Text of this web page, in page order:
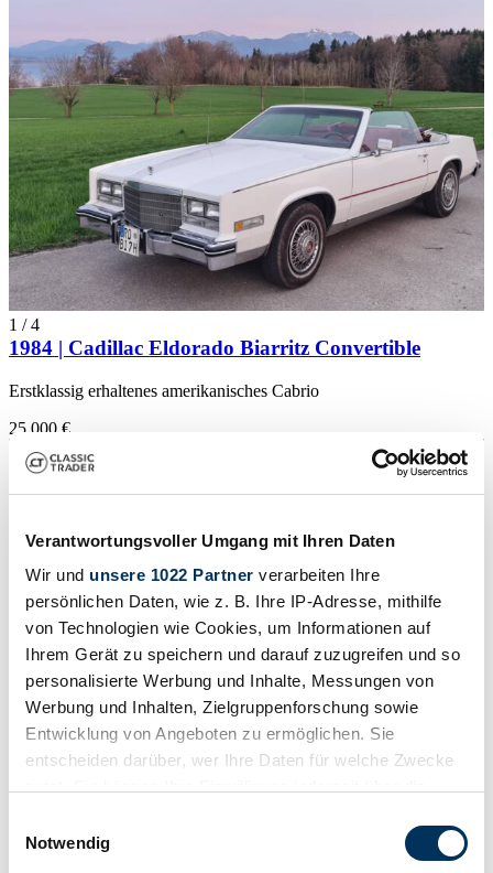
Verantwortungsvoller Umgang mit Ihren Daten
Wir und unsere 1022 Partner verarbeiten Ihre
persönlichen Daten, wie z. B. Ihre IP-Adresse, mithilfe
von Technologien wie Cookies, um Informationen auf
Ihrem Gerät zu speichern und darauf zuzugreifen und so
personalisierte Werbung und Inhalte, Messungen von
Werbung und Inhalten, Zielgruppenforschung sowie
Entwicklung von Angeboten zu ermöglichen. Sie
entscheiden darüber, wer Ihre Daten für welche Zwecke
Trigger Symbol ändern oder widerrufen
Notwendig
1 /4
1984 | Cadillac Eldorado Biarritz Convertible
Erstklassig erhaltenes amerikanisches Cabrio
25.000 €
6th generation